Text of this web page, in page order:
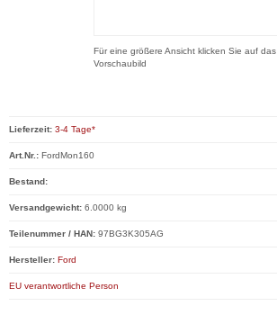
Für eine größere Ansicht klicken Sie auf das
Vorschaubild
Lieferzeit: 3-4 Tage*
Art.Nr.: FordMon160
Bestand:
Versandgewicht: 6.0000 kg
Teilenummer / HAN: 97BG3K305AG
Hersteller: Ford
EU verantwortliche Person